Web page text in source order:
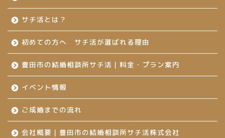
サチ活とは？
初めての方へ サチ活が選ばれる理由
豊田市の結婚相談所サチ活｜料金・プラン案内
イベント情報
ご成婚までの流れ
会社概要｜豊田市の結婚相談所サチ活株式会社